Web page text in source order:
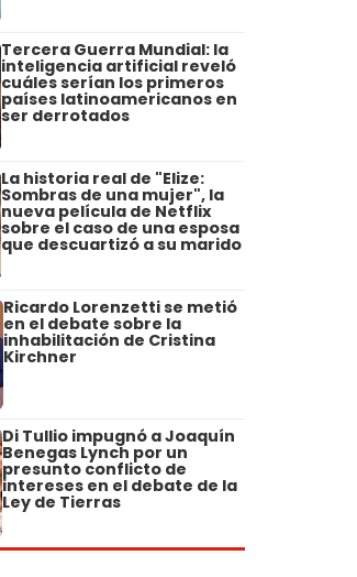
Tercera Guerra Mundial: la
inteligencia artificial reveló
cuáles serían los primeros
países latinoamericanos en
ser derrotados
La historia real de "Elize:
Sombras de una mujer", la
nueva película de Netflix
sobre el caso de una esposa
que descuartizó a su marido
Ricardo Lorenzetti se metió
en el debate sobre la
inhabilitación de Cristina
Kirchner
Di Tullio impugnó a Joaquín
Benegas Lynch por un
presunto conflicto de
intereses en el debate de la
Ley de Tierras